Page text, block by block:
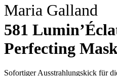
Maria Galland
581
Perfecting
Sofortiger Ausstrahlungskick für